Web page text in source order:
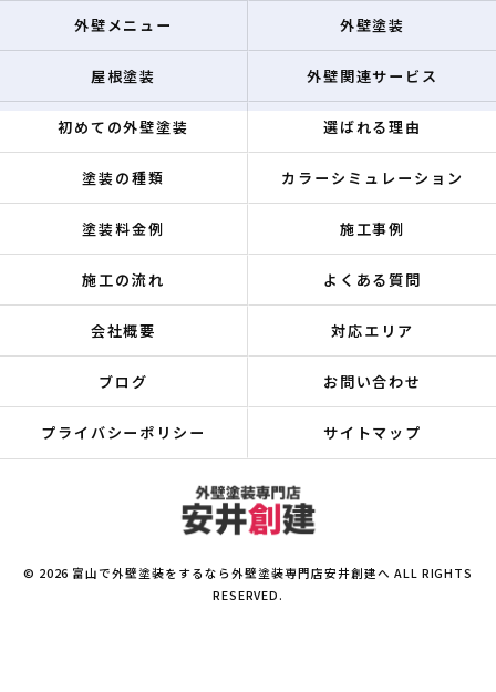
外壁メニュー 外壁塗装
屋根塗装 外壁関連サービス
初めての外壁塗装 選ばれる理由
塗装の種類 カラーシミュレーション
塗装料金例 施工事例
施工の流れ よくある質問
会社概要 対応エリア
ブログ お問い合わせ
プライバシーポリシー サイトマップ
© 2026 富山で外壁塗装をするなら外壁塗装専門店安井創建へ ALL RIGHTS
RESERVED.